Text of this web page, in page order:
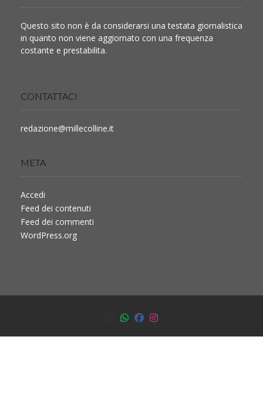
Questo sito non è da considerarsi una testata giornalistica
in quanto non viene aggiornato con una frequenza
costante e prestabilita.
CONTATTACI
redazione@millecolline.it
META
Accedi
Feed dei contenuti
Feed dei commenti
WordPress.org